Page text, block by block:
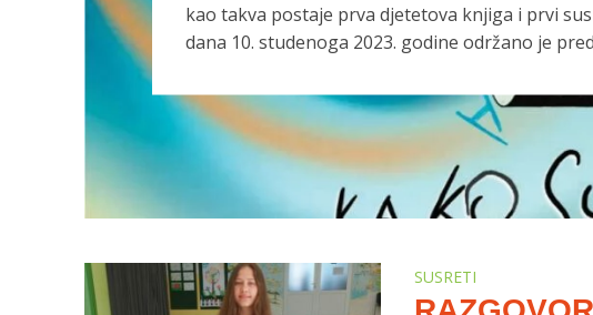
kao takva postaje prva djetetova knjiga i prvi
dana 10. studenoga 2023. godine održano je
SUSRETI